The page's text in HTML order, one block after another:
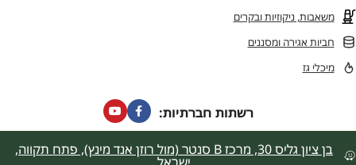
משאבות, ניקוזיות ובקרים
חביות אגירה ומסננים
מיכלי גז
רשתות חברתיות:
בן ציון גליס 30, מרכז B סנטר (מול רוזן אנד מינץ), פתח תקווה,